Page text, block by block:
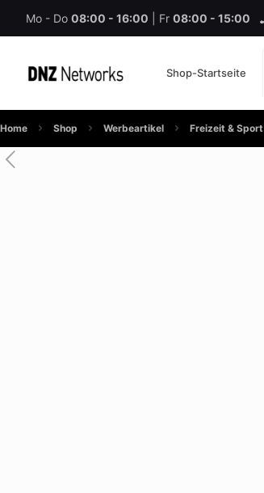
Mo - Do 08:00 - 16:00 | Fr 08:00 - 15:00
Shop-Startseite
Home Shop Werbeartikel Freizeit & Sport